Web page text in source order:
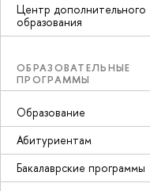
Центр дополнительного
образования
ОБРАЗОВАТЕЛЬНЫЕ
ПРОГРАММЫ
Образование
Абитуриентам
Бакалаврские программы